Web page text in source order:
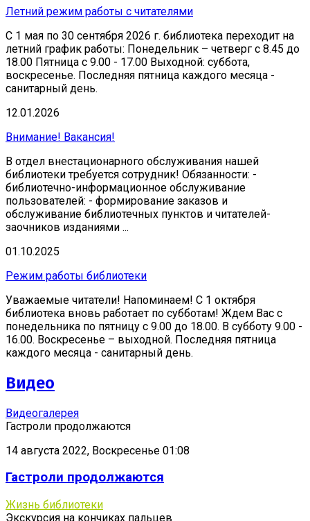
Летний режим работы с читателями
С 1 мая по 30 сентября 2026 г. библиотека переходит на
летний график работы: Понедельник – четверг с 8.45 до
18.00 Пятница с 9.00 - 17.00 Выходной: суббота,
воскресенье. Последняя пятница каждого месяца -
санитарный день.
12.01.2026
Внимание! Вакансия!
В отдел внестационарного обслуживания нашей
библиотеки требуется сотрудник! Обязанности: -
библиотечно-информационное обслуживание
пользователей: - формирование заказов и
обслуживание библиотечных пунктов и читателей-
заочников изданиями ...
01.10.2025
Режим работы библиотеки
Уважаемые читатели! Напоминаем! С 1 октября
библиотека вновь работает по субботам! Ждем Вас с
понедельника по пятницу с 9.00 до 18.00. В субботу 9.00 -
16.00. Воскресенье – выходной. Последняя пятница
каждого месяца - санитарный день.
Видео
Видеогалерея
Гастроли продолжаются
14 августа 2022, Воскресенье 01:08
Гастроли продолжаются
Жизнь библиотеки
Экскурсия на кончиках пальцев